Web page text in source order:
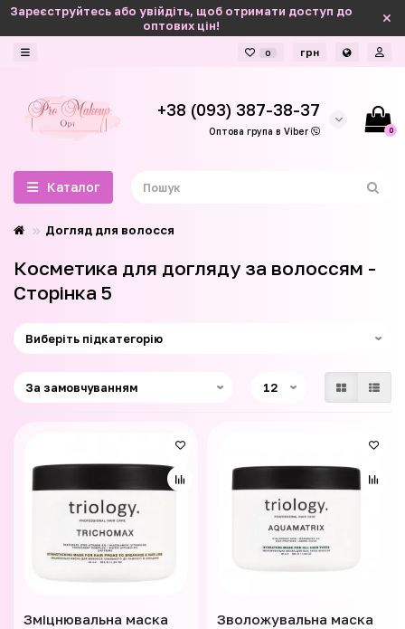
Зареєструйтесь або увійдіть, щоб отримати доступ до
оптових цін!
0 грн
+38 (093) 387-38-37
Оптова група в Viber 0
Каталог
Догляд для волосся
Косметика для догляду за волоссям -
Сторінка 5
Зміцнювальна маска
Зволожувальна маска